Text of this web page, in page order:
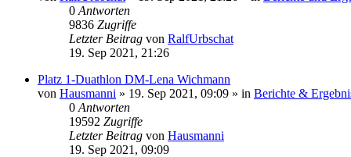
0 Antworten
9836 Zugriffe
Letzter Beitrag von RalfUrbschat
19. Sep 2021, 21:26
Platz 1-Duathlon DM-Lena Wichmann
von Hausmanni » 19. Sep 2021, 09:09 » in Berichte &
0 Antworten
19592 Zugriffe
Letzter Beitrag von Hausmanni
19. Sep 2021, 09:09